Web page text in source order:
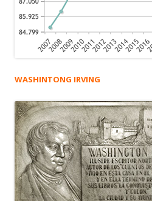
WASHINTONG IRVING